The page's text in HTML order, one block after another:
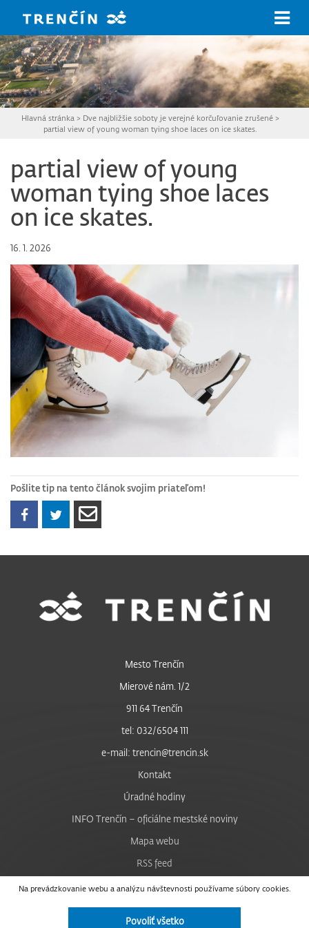
Hlavná stránka > Dve najbližšie soboty je verejné korčuľovanie zrušené >
partial view of young woman tying shoe laces on ice skates.
partial view of young
woman tying shoe laces
on ice skates.
16. 1. 2026
Pošlite tip na tento článok svojim priateľom!
Na prevádzkovanie webu a analýzu návštevnosti používame súbory cookies.
Povoliť všetko
Mesto Trenčín
Mierové nám. 1/2
911 64 Trenčín
tel: 032/6504 111
e-mail: trencin@trencin.sk
Kontakt
Úradné hodiny
INFO Trenčín – oficiálne mestské noviny
Mapa webu
RSS feed
Nastavenie cookies
Facebook